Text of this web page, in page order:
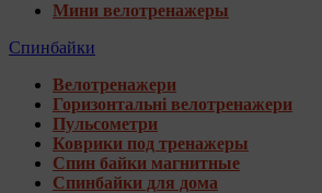
Мини велотренажеры
Спинбайки
Велотренажери
Горизонтальні велотренажери
Пульсометри
Коврики под тренажеры
Спин байки магнитные
Спинбайки для дома